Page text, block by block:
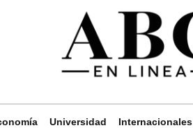
Universidad Internacionales